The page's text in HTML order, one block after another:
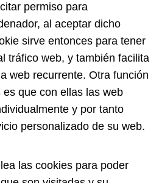
permiso para
al aceptar dicho
sirve entonces para tener
tráfico web, y también facilita
web recurrente. Otra función
que con ellas las web
y por tanto
personalizado de su web.
las cookies para poder